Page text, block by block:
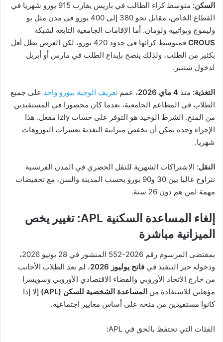
السكن:
متوسط كراء الطالب في باريس يقارب 915 يورو شهريا في
القطاع الخاص، مقابل نحو 380 إلى 400 يورو في مدن مثل بو
وليموج وبواتييه ولومان. أما الإقامات الجامعية التابعة لشبكة
CROUS
فمتوسط كرائها في حدود 420 يورو، لكن العرض يظل أقل
بكثير من الطلب، ولذلك ينصح بإيداع الطلب في مارس أو أبريل
لدخول شتنبر.
التغذية: منذ 4 ماي 2026 ، عمم تعريف الوجبة بيورو واحد على جميع
الطلاب في المطاعم الجامعية، بعدما كان محصورا في المستفيدين
من المنح. الشرط الوحيد هو التوفر على حساب Izly مفعل. هذا
الإجراء وحده يمكن أن يخفض ميزانية التغذية بعشرات اليوروهات
شهريا.
النقل: الاشتراكات الشهرية للنقل الحضري في المدن الفرنسية
تتراوح غالبا بين 30 و90 يورو بحسب المدينة والسن، مع تخفيضات
مهمة لمن هم دون 26 سنة.
إلغاء المساعدة السكنية APL: تغيير يخص
الميزانية مباشرة
بمقتضى المرسوم رقم 2026-552 المنشور في 28 يونيو 2026،
ودخوله حيز التنفيذ في فاتح يوليوز 2026
، لم يعد الطلاب الأجانب
من خارج الاتحاد الأوروبي والفضاء الاقتصادي الأوروبي وسويسرا
مؤهلين للاستفادة من المساعدة الشخصية للسكن (APL)
إلا إذا
كانوا مستفيدين من منحة على أساس معايير اجتماعية.
الفئات التي تحتفظ بالحق في APL: